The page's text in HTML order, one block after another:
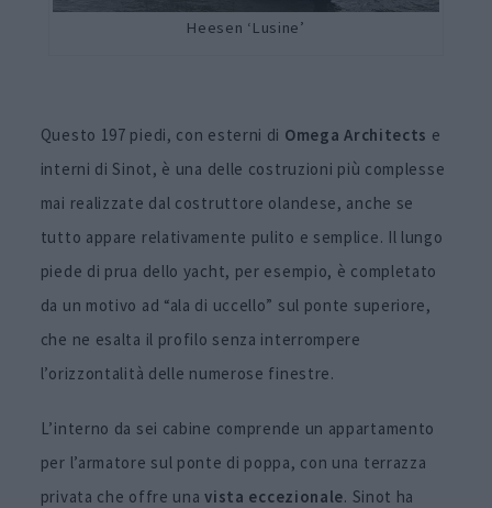
Heesen ‘Lusine’
Questo 197 piedi, con esterni di Omega Architects e
interni di Sinot, è una delle costruzioni più complesse
mai realizzate dal costruttore olandese, anche se
tutto appare relativamente pulito e semplice. Il lungo
piede di prua dello yacht, per esempio, è completato
da un motivo ad “ala di uccello” sul ponte superiore,
che ne esalta il profilo senza interrompere
l’orizzontalità delle numerose finestre.
L’interno da sei cabine comprende un appartamento
per l’armatore sul ponte di poppa, con una terrazza
privata che offre unavista eccezionale. Sinot ha